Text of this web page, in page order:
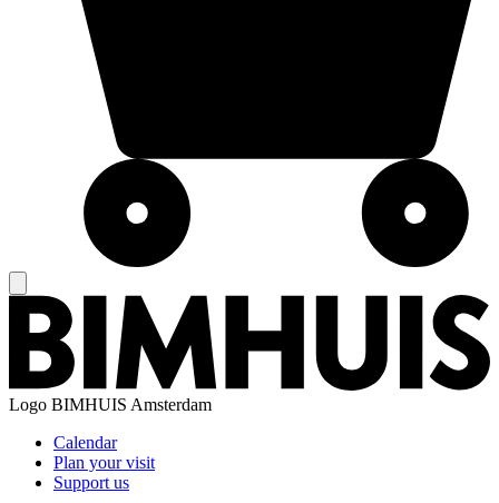
Logo BIMHUIS Amsterdam
Calendar
Plan your visit
Support us